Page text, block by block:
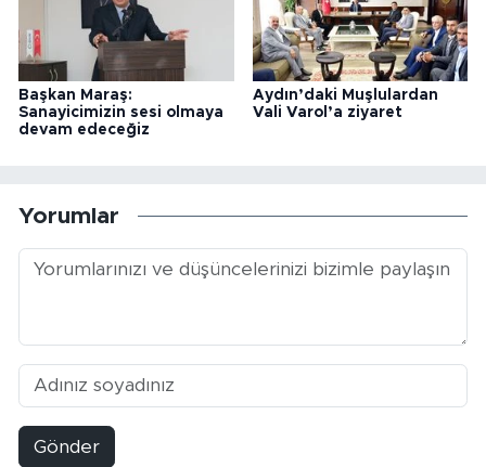
Başkan Maraş:
Sanayicimizin sesi olmaya
devam edeceğiz
Aydın’daki Muşlulardan
Vali Varol’a ziyaret
Yorumlar
Gönder